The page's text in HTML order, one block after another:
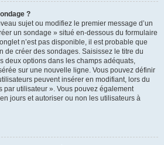
?
sujet ou modifiez le premier message d’un
un sondage » situé en-dessous du formulaire
n’est pas disponible, il est probable que
de créer des sondages. Saisissez le titre du
deux options dans les champs adéquats,
sur une nouvelle ligne. Vous pouvez définir
peuvent insérer en modifiant, lors du
par utilisateur ». Vous pouvez également
jours et autoriser ou non les utilisateurs à